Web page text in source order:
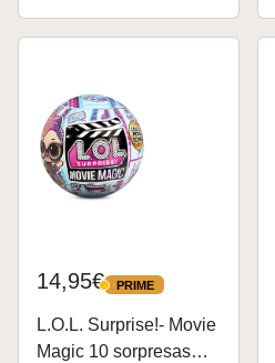
Accesorios - Juguetes
14,95€ PRIME
PRIME
L.O.L. Surprise!- Movie
Magic 10 sorpresas